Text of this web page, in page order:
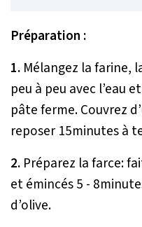
Préparation :
1. Mélangez la farine,
peu à peu avec l’eau
pâte ferme. Couvrez
reposer 15minutes à
2. Préparez la farce:
et émincés 5 -
d’olive.